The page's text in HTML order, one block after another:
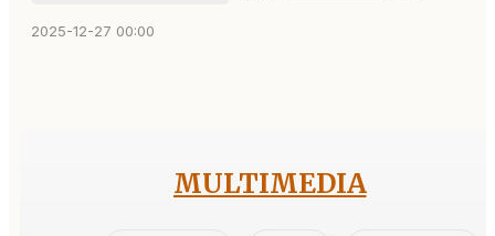
2025-12-27 00:00
MULTIMEDIA